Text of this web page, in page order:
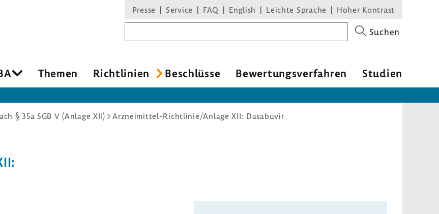
Presse Service FAQ English Leichte Sprache Hoher Kontrast
Suchen
Themen Richt­li­nien Beschlüsse Bewer­tungs­ver­fahren Studien
§ 35a SGB V (Anlage XII) Arzneimittel-Richtlinie/Anlage XII: Dasabuvir